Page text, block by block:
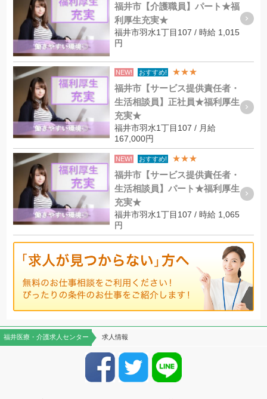
福井市【介護職員】パート★福
利厚生充実★
福井市羽水1丁目107 / 時給 1,015
円
NEW! おすすめ! ★★★
福井市【サービス提供責任者・
生活相談員】正社員★福利厚生
充実★
福井市羽水1丁目107 / 月給
167,000円
NEW! おすすめ! ★★★
福井市【サービス提供責任者・
生活相談員】パート★福利厚生
充実★
福井市羽水1丁目107 / 時給 1,065
円
福井医療・介護求人センター 求人情報